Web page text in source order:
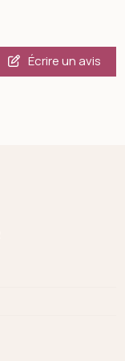
Écrire un avis